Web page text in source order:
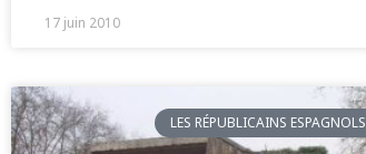
17 juin 2010
LES RÉPUBLICAINS ESPAGNOLS